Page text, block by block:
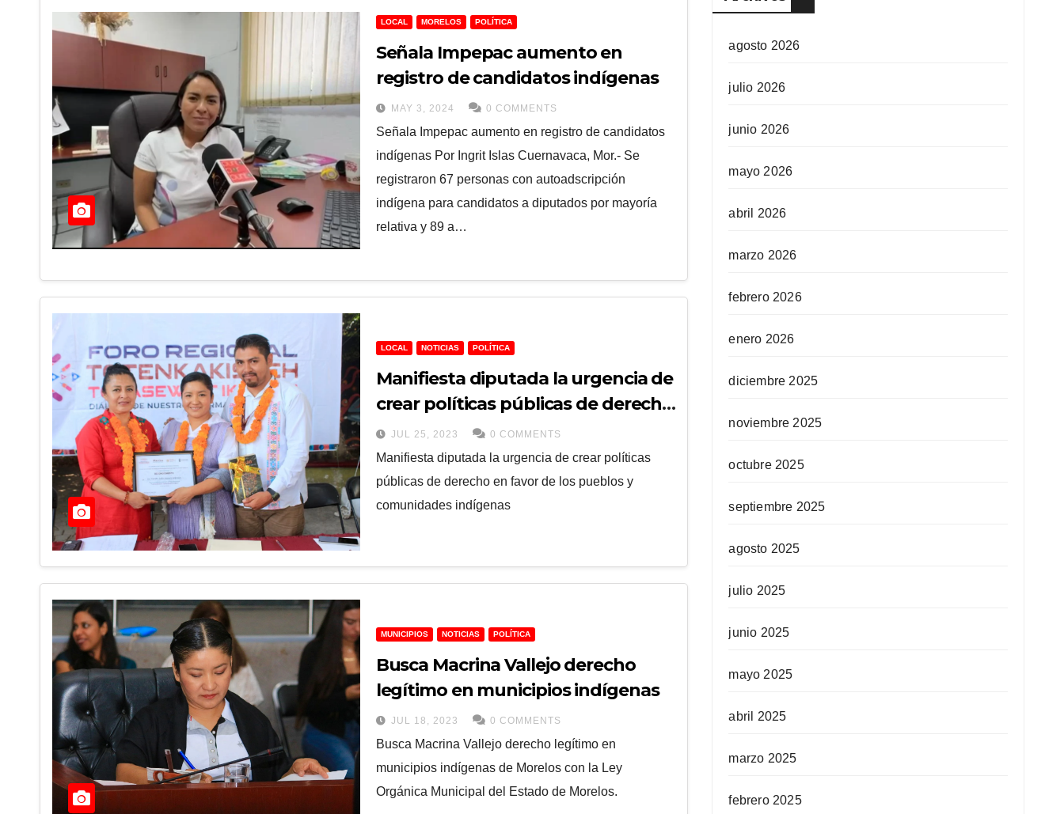
LOCAL MORELOS POLÍTICA
Señala Impepac aumento en
registro de candidatos indígenas
MAY 3, 2024 0 COMMENTS
Señala Impepac aumento en registro de candidatos
indígenas Por Ingrit Islas Cuernavaca, Mor.- Se
registraron 67 personas con autoadscripción
indígena para candidatos a diputados por mayoría
relativa y 89 a…
LOCAL NOTICIAS POLÍTICA
Manifiesta diputada la urgencia de
crear políticas públicas de derecho
en favor de los pueblos y
comunidades indígenas
JUL 25, 2023 0 COMMENTS
Manifiesta diputada la urgencia de crear políticas
públicas de derecho en favor de los pueblos y
comunidades indígenas
MUNICIPIOS NOTICIAS POLÍTICA
Busca Macrina Vallejo derecho
legítimo en municipios indígenas
JUL 18, 2023 0 COMMENTS
Busca Macrina Vallejo derecho legítimo en
municipios indígenas de Morelos con la Ley
Orgánica Municipal del Estado de Morelos.
agosto 2026
julio 2026
junio 2026
mayo 2026
abril 2026
marzo 2026
febrero 2026
enero 2026
diciembre 2025
noviembre 2025
octubre 2025
septiembre 2025
agosto 2025
julio 2025
junio 2025
mayo 2025
abril 2025
marzo 2025
febrero 2025